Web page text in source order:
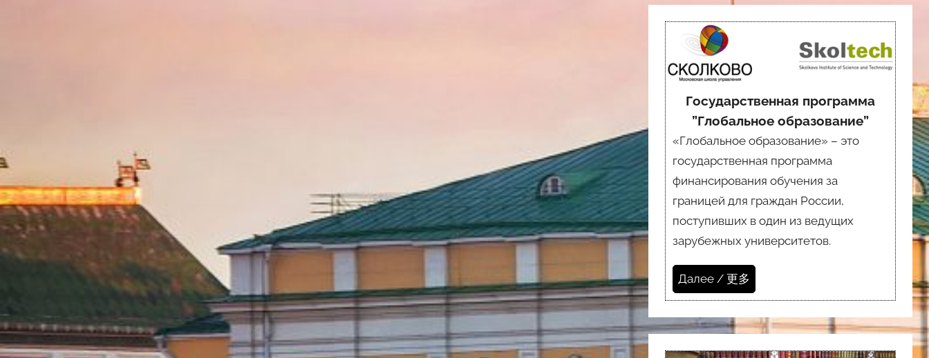
Государственная программа
”Глобальное образование”
«Глобальное образование» – это
государственная программа
финансирования обучения за
границей для граждан России,
поступивших в один из ведущих
зарубежных университетов.
Далее / 更多